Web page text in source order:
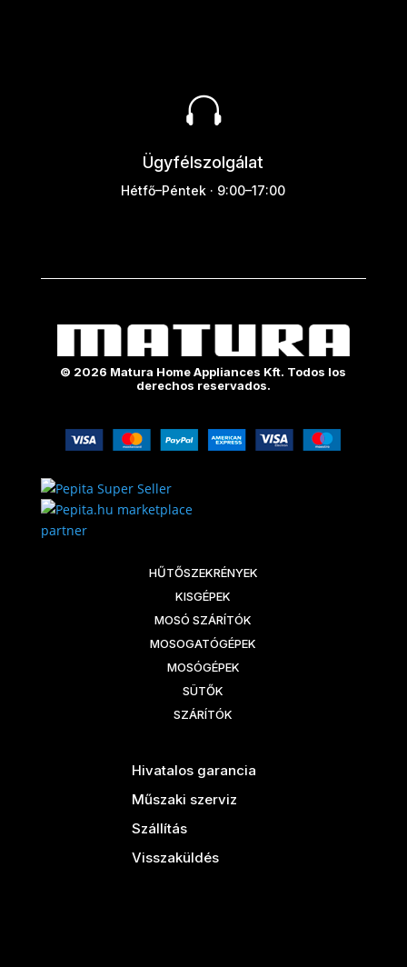

Ügyfélszolgálat
Hétfő–Péntek · 9:00–17:00
© 2026 Matura Home Appliances Kft. Todos los
derechos reservados.
marketplace
partner
HŰTŐSZEKRÉNYEK
KISGÉPEK
MOSÓ SZÁRÍTÓK
MOSOGATÓGÉPEK
MOSÓGÉPEK
SÜTŐK
SZÁRÍTÓK
Hivatalos garancia
Műszaki szerviz
Szállítás
Visszaküldés